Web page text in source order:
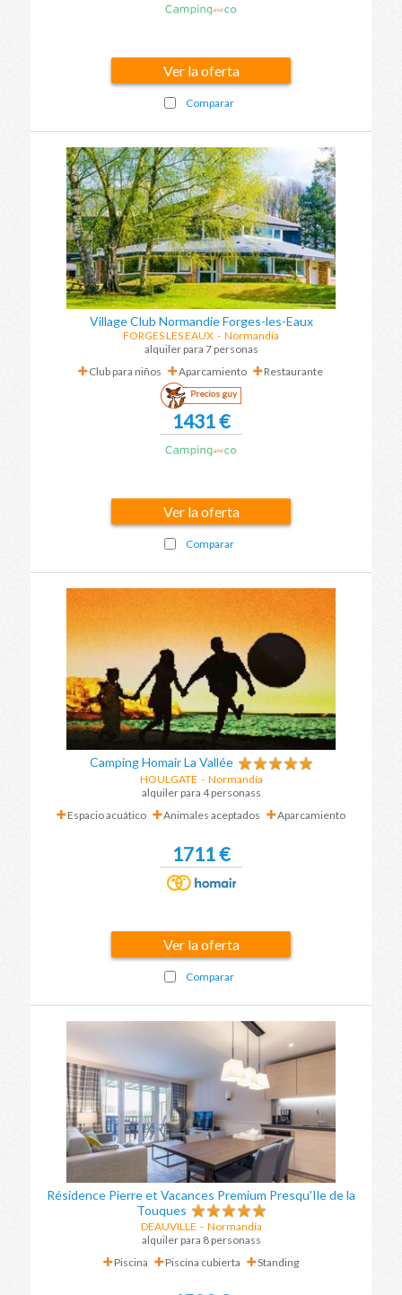
Ver la oferta
Comparar
Village Club Normandie Forges-les-Eaux
FORGES LES EAUX - Normandía
alquiler para 7 personas
Club para niños
Aparcamiento Restaurante
Precios guy
1431 €
Ver la oferta
Comparar
Camping Homair La Vallée
HOULGATE - Normandía
alquiler para 4 personass
Espacio acuático
Animales aceptados Aparcamiento
1711 €
Ver la oferta
Comparar
Résidence Pierre et Vacances Premium Presqu'Ile de la
Touques
DEAUVILLE - Normandía
alquiler para 8 personass
Piscina
Piscina cubierta Standing